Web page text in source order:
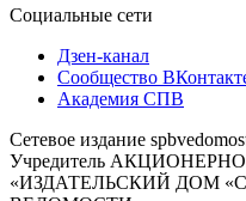
Социальные сети
Дзен-канал
Сообщество
Академия СПВ
Сетевое издание
Учредитель
«ИЗДАТЕЛЬСКИЙ ДОМ